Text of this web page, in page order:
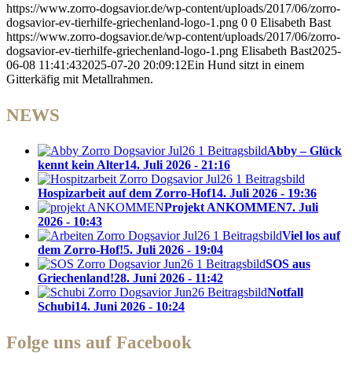
https://www.zorro-dogsavior.de/wp-content/uploads/2017/06/zorro-
dogsavior-ev-tierhilfe-griechenland-logo-1.png 0 0 Elisabeth Bast
https://www.zorro-dogsavior.de/wp-content/uploads/2017/06/zorro-
dogsavior-ev-tierhilfe-griechenland-logo-1.png Elisabeth Bast2025-
06-08 11:41:432025-07-20 20:09:12Ein Hund sitzt in einem
Gitterkäfig mit Metallrahmen.
NEWS
Abby – Glück
kennt kein Alter14. Juli 2026 - 21:16
Hospizarbeit auf dem Zorro-Hof14. Juli 2026 - 19:36
Projekt ANKOMMEN7. Juli
2026 - 10:43
Viel los auf
dem Zorro-Hof!5. Juli 2026 - 19:04
SOS aus
Griechenland!28. Juni 2026 - 11:42
Notfall
Schubi14. Juni 2026 - 10:24
Folge uns auf Facebook